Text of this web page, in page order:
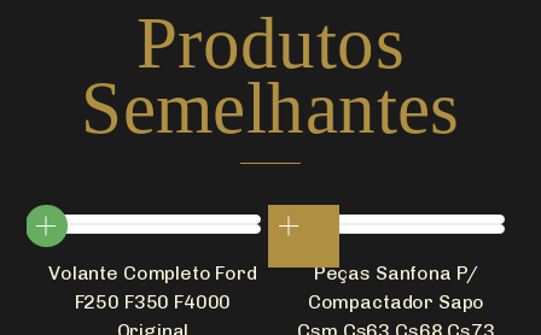
Produtos
Semelhantes
Volante Completo Ford
F250 F350 F4000
Peças Sanfona P/
Compactador Sapo